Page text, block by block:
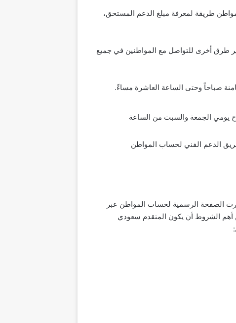
طريقة لمعرفة مبلغ الدعم المستحق،
طرق أخرى للتواصل مع المواطنين في جميع
يومي الجمعة والسبت من الساعة
الدعم الفني لحساب المواطن
الصفحة الرسمية لحساب المواطن عبر
أهم الشروط أن يكون المتقدم سعودي